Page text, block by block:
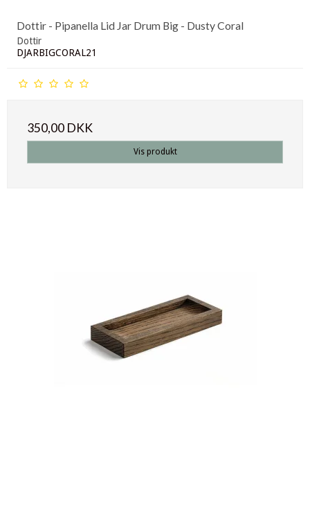
Dottir - Pipanella Lid Jar Drum Big - Dusty Coral
Dottir
DJARBIGCORAL21
350,00 DKK
Vis produkt